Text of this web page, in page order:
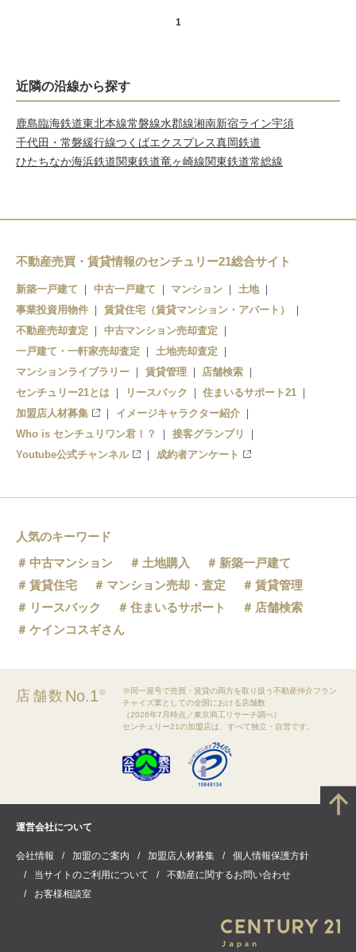
1
近隣の沿線から探す
鹿島臨海鉄道東北本線常磐線水郡線湘南新宿ライン宇須
千代田・常磐緩行線つくばエクスプレス真岡鉄道
ひたちなか海浜鉄道関東鉄道竜ヶ崎線関東鉄道常総線
不動産売買・賃貸情報のセンチュリー21総合サイト
新築一戸建て 中古一戸建て マンション
土地
事業投資用物件
賃貸住宅（賃貸マンション・アパート）
不動産売却査定
中古マンション売却査定
一戸建て・一軒家売却査定
土地売却査定
マンションライブラリー
賃貸管理
店舗検索
センチュリー21とは
リースバック
住まいるサポート21
加盟店人材募集
イメージキャラクター紹介
Who is センチュリワン君！？
接客グランプリ
Youtube公式チャンネル
成約者アンケート
人気のキーワード
中古マンション
土地購入
新築一戸建て
賃貸住宅
マンション売却・査定
賃貸管理
リースバック
住まいるサポート
店舗検索
ケインコスギさん
店舗数 No.1※
※同一屋号で売買・賃貸の両方を取り扱う不動産仲介フラン
チャイズ業としての全国における店舗数
（2026年7月時点／東京商工リサーチ調べ）
センチュリー21の加盟店は、すべて独立・自営です。
運営会社について
会社情報 加盟のご案内 加盟店人材募集
個人情報保護方針
当サイトのご利用について
不動産に関するお問い合わせ
お客様相談室